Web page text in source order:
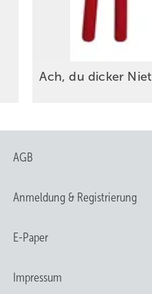
Ach, du dicker Niet
AGB
Anmeldung & Registrierung
E-Paper
Impressum